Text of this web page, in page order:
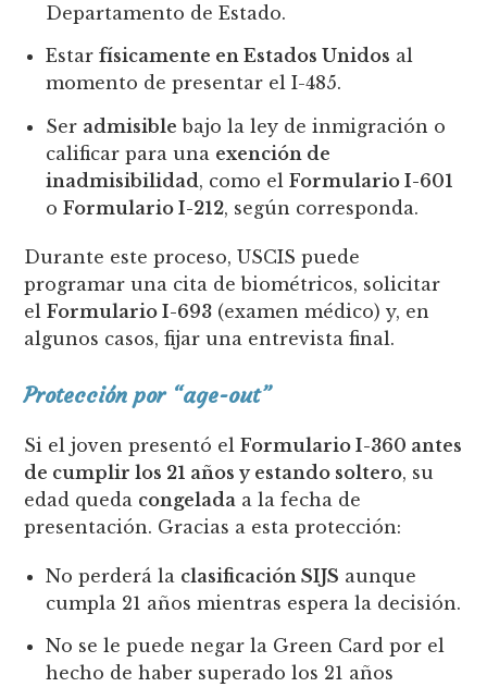
Departamento de Estado.
Estarfísicamente en Estados Unidos al
momento de presentar el I-485.
Ser admisible bajo la ley de inmigración o
calificar para una exención de
inadmisibilidad, como elFormulario I-601
oFormulario I-212, según corresponda.
Durante este proceso, USCIS puede
programar una cita de biométricos, solicitar
elFormulario I-693 (examen médico) y, en
algunos casos, fijar una entrevista final.
Protección por “age-out”
Si el joven presentó elFormulario I-360 antes
de cumplir los 21 años y estando soltero, su
edad queda congelada a la fecha de
presentación. Gracias a esta protección:
No perderá la clasificación SIJS aunque
cumpla 21 años mientras espera la decisión.
No se le puede negar la Green Card por el
hecho de haber superado los 21 años